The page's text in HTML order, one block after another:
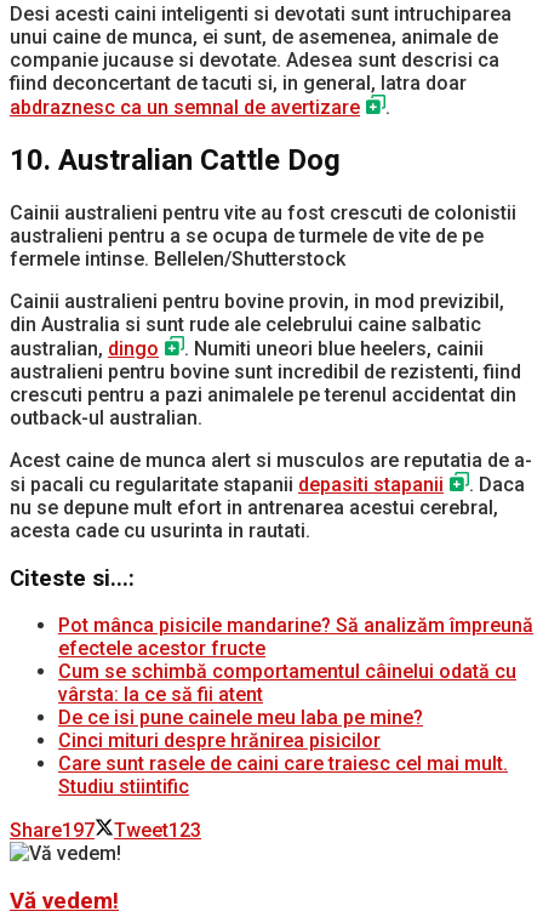
Desi acesti caini inteligenti si devotati sunt intruchiparea
unui caine de munca, ei sunt, de asemenea, animale de
companie jucause si devotate. Adesea sunt descrisi ca
fiind deconcertant de tacuti si, in general, latra doar
abdraznesc ca un semnal de avertizare
.
10. Australian Cattle Dog
Cainii australieni pentru vite au fost crescuti de colonistii
australieni pentru a se ocupa de turmele de vite de pe
fermele intinse. Bellelen/Shutterstock
Cainii australieni pentru bovine provin, in mod previzibil,
din Australia si sunt rude ale celebrului caine salbatic
australian, dingo
. Numiti uneori blue heelers, cainii
australieni pentru bovine sunt incredibil de rezistenti, fiind
crescuti pentru a pazi animalele pe terenul accidentat din
outback-ul australian.
Acest caine de munca alert si musculos are reputatia de a-
si pacali cu regularitate stapanii depasiti stapanii
. Daca
nu se depune mult efort in antrenarea acestui cerebral,
acesta cade cu usurinta in rautati.
Citeste si...:
Pot mânca pisicile mandarine? Să analizăm împreună
efectele acestor fructe
Cum se schimbă comportamentul câinelui odată cu
vârsta: la ce să fii atent
De ce isi pune cainele meu laba pe mine?
Cinci mituri despre hrănirea pisicilor
Care sunt rasele de caini care traiesc cel mai mult.
Studiu stiintific
Share197 Tweet123
Vă vedem!